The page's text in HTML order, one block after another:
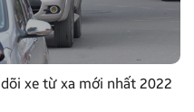
xe từ xa mới nhất 2022